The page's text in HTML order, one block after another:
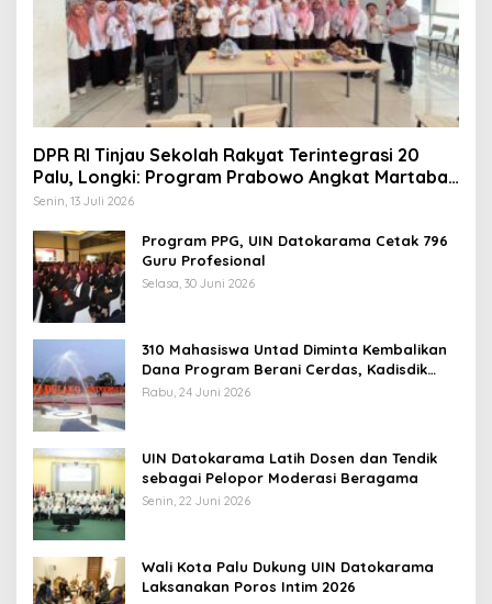
DPR RI Tinjau Sekolah Rakyat Terintegrasi 20
Palu, Longki: Program Prabowo Angkat Martabat
Anak Miskin
Senin, 13 Juli 2026
Program PPG, UIN Datokarama Cetak 796
Guru Profesional
Selasa, 30 Juni 2026
310 Mahasiswa Untad Diminta Kembalikan
Dana Program Berani Cerdas, Kadisdik
Sulteng: Tidak Boleh Terima Beasiswa
Rabu, 24 Juni 2026
UIN Datokarama Latih Dosen dan Tendik
sebagai Pelopor Moderasi Beragama
Senin, 22 Juni 2026
Wali Kota Palu Dukung UIN Datokarama
Laksanakan Poros Intim 2026